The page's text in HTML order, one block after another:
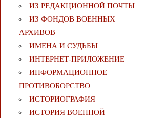
ИЗ РЕДАКЦИОННОЙ ПОЧТЫ
ИЗ ФОНДОВ ВОЕННЫХ
АРХИВОВ
ИМЕНА И СУДЬБЫ
ИНТЕРНЕТ-ПРИЛОЖЕНИЕ
ИНФОРМАЦИОННОЕ
ПРОТИВОБОРСТВО
ИСТОРИОГРАФИЯ
ИСТОРИЯ ВОЕННОЙ